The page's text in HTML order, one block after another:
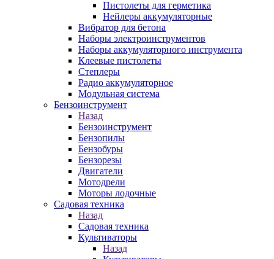
Пистолеты для герметика
Нейлеры аккумуляторные
Вибратор для бетона
Наборы электроинструментов
Наборы аккумуляторного инструмента
Клеевые пистолеты
Степлеры
Радио аккумуляторное
Модульная система
Бензоинструмент
Назад
Бензоинструмент
Бензопилы
Бензобуры
Бензорезы
Двигатели
Мотодрели
Моторы лодочные
Садовая техника
Назад
Садовая техника
Культиваторы
Назад